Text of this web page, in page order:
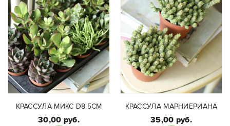
КРАССУЛА МИКС D8.5СМ
30,00 руб.
КРАССУЛА МАРНИЕРИАНА
35,00 руб.